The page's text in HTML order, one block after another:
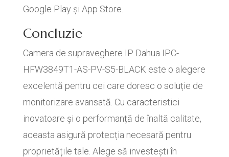
Google Play și App Store.
Concluzie
Camera de supraveghere IP Dahua IPC-
HFW3849T1-AS-PV-S5-BLACK este o alegere
excelentă pentru cei care doresc o soluție de
monitorizare avansată. Cu caracteristici
inovatoare și o performanță de înaltă calitate,
aceasta asigură protecția necesară pentru
proprietățile tale. Alege să investești în